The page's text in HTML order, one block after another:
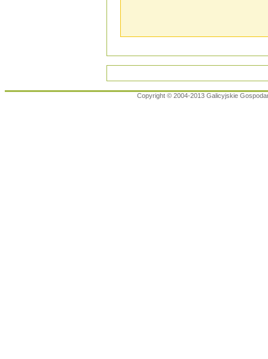
Copyright © 2004-2013 Galicyjskie